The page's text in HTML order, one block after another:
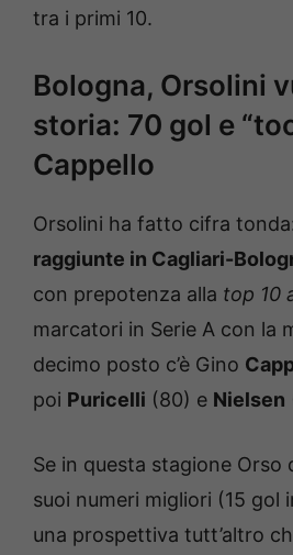
tra i primi 10.
Bologna, Orsolini
storia: 70 gol e
Cappello
Orsolini ha fatto cifra
raggiunte in Cagliari-
con prepotenza alla top 10
marcatori in Serie A con la
decimo posto c’è Gino
poi Puricelli (80) e Nielsen
Se in questa stagione Orso
suoi numeri migliori (15 gol
una prospettiva tutt’altro